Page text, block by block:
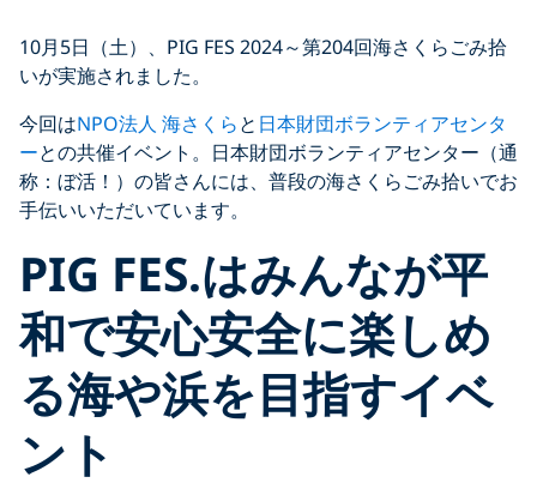
10月5日（土）、PIG FES 2024～第204回海さくらごみ拾
いが実施されました。
今回はNPO法人 海さくらと 日本財団ボランティアセンタ
ーとの共催イベント。日本財団ボランティアセンター（通
称：ぼ活！）の皆さんには、普段の海さくらごみ拾いでお
手伝いいただいています。
PIG FES.はみんなが平
和で安心安全に楽しめ
る海や浜を目指すイベ
ント